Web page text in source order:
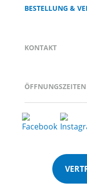
BESTELLUNG &
KONTAKT
ÖFFNUNGSZEITEN